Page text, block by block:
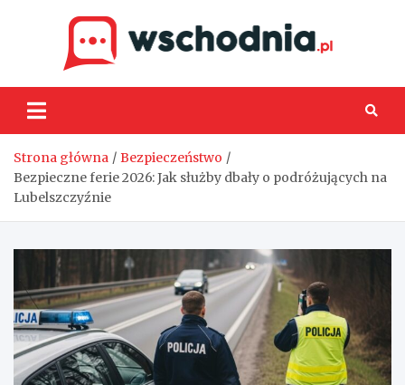
Strona główna
Bezpieczeństwo
Bezpieczne ferie 2026: Jak służby dbały o podróżujących na
Lubelszczyźnie